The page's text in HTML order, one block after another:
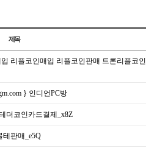
제목
입 리플코인매입 리플코인판매 트론리플코인
} 인디언PC방
더코인카드결제_x8Z
테판매_e5Q